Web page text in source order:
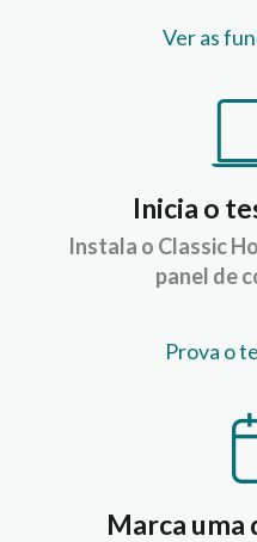
Ver as
Inicia o
Instala o Classic
panel de
Prova o
Marca